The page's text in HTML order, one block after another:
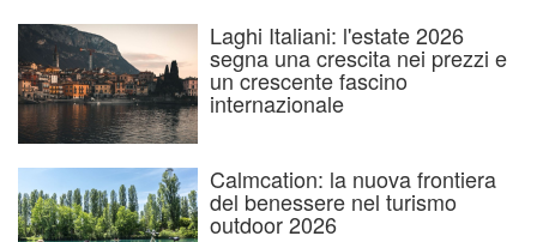
Laghi Italiani: l'estate 2026
segna una crescita nei prezzi e
un crescente fascino
internazionale
Calmcation: la nuova frontiera
del benessere nel turismo
outdoor 2026